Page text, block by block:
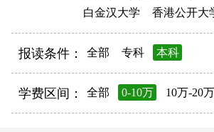
白金汉大学
香港公开大
报读条件： 全部 专科 本科
学费区间： 全部 0-10万 10万-20万